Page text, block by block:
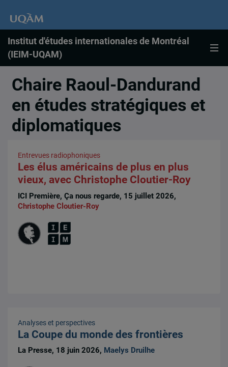
Institut d'études internationales de Montréal
(IEIM-UQAM)
Chaire Raoul-Dandurand
en études stratégiques et
diplomatiques
Entrevues radiophoniques
Les élus américains de plus en plus
vieux, avec Christophe Cloutier-Roy
ICI Première, Ça nous regarde, 15 juillet 2026,
Christophe Cloutier-Roy
Analyses et perspectives
La Coupe du monde des frontières
La Presse, 18 juin 2026, Maelys Druilhe